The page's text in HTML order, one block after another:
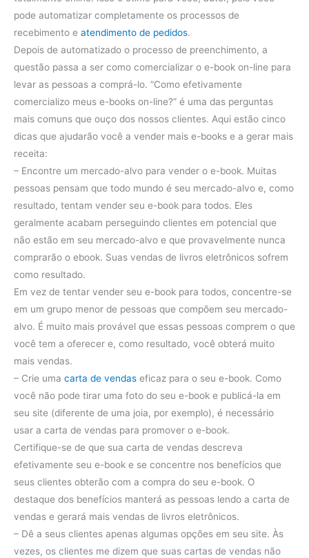
pode automatizar completamente os processos de
recebimento e atendimento de pedidos.
Depois de automatizado o processo de preenchimento, a
questão passa a ser como comercializar o e-book on-line para
levar as pessoas a comprá-lo. “Como efetivamente
comercializo meus e-books on-line?” é uma das perguntas
mais comuns que ouço dos nossos clientes. Aqui estão cinco
dicas que ajudarão você a vender mais e-books e a gerar mais
receita:
– Encontre um mercado-alvo para vender o e-book. Muitas
pessoas pensam que todo mundo é seu mercado-alvo e, como
resultado, tentam vender seu e-book para todos. Eles
geralmente acabam perseguindo clientes em potencial que
não estão em seu mercado-alvo e que provavelmente nunca
comprarão o ebook. Suas vendas de livros eletrônicos sofrem
como resultado.
Em vez de tentar vender seu e-book para todos, concentre-se
em um grupo menor de pessoas que compõem seu mercado-
alvo. É muito mais provável que essas pessoas comprem o que
você tem a oferecer e, como resultado, você obterá muito
mais vendas.
– Crie uma carta de vendas eficaz para o seu e-book. Como
você não pode tirar uma foto do seu e-book e publicá-la em
seu site (diferente de uma joia, por exemplo), é necessário
usar a carta de vendas para promover o e-book.
Certifique-se de que sua carta de vendas descreva
efetivamente seu e-book e se concentre nos benefícios que
seus clientes obterão com a compra do seu e-book. O
destaque dos benefícios manterá as pessoas lendo a carta de
vendas e gerará mais vendas de livros eletrônicos.
– Dê a seus clientes apenas algumas opções em seu site. Às
vezes, os clientes me dizem que suas cartas de vendas não